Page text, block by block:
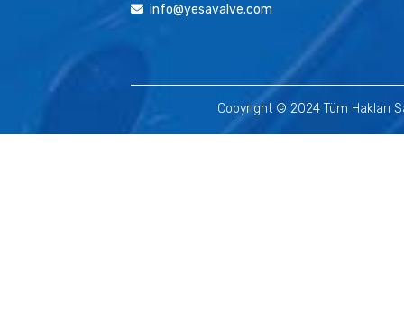
info@yesavalve.com
Copyright © 2024 Tüm Hakları